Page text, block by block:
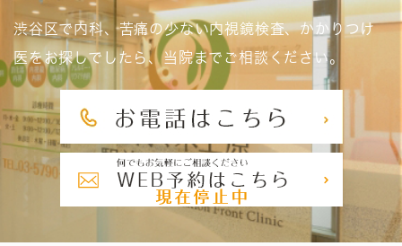
渋谷区で内科、苦痛の少ない内視鏡検査、かかりつけ
医をお探しでしたら、当院までご相談ください。